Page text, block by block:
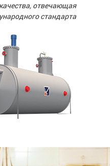
отвечающая
стандарта